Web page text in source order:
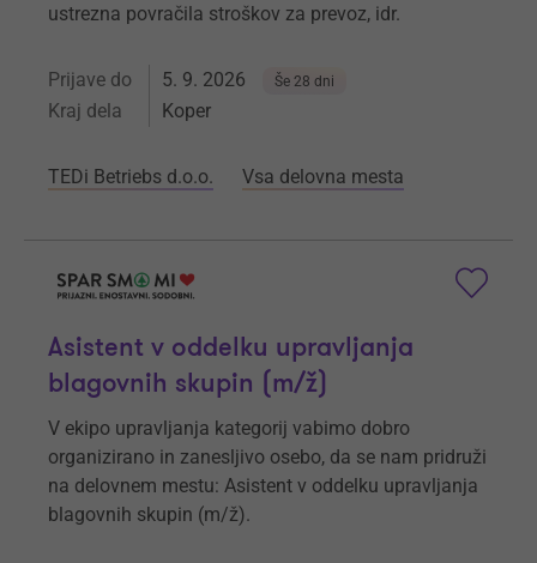
ustrezna povračila stroškov za prevoz, idr.
Prijave do 5. 9. 2026 Še 28 dni
Kraj dela Koper
TEDi Betriebs d.o.o. Vsa delovna mesta
Asistent v oddelku upravljanja
blagovnih skupin (m/ž)
V ekipo upravljanja kategorij vabimo dobro
organizirano in zanesljivo osebo, da se nam pridruži
na delovnem mestu: Asistent v oddelku upravljanja
blagovnih skupin (m/ž).